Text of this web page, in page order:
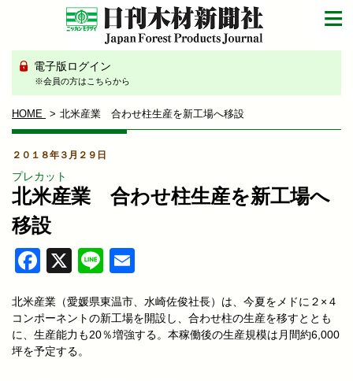
電子版ログイン
※会員の方はこちらから
HOME 北米産業 合わせ柱生産を新工場へ移設
２０１８年３月２９日
プレカット
北米産業 合わせ柱生産を新工場へ
移設
Facebook
X Line
北米産業（愛媛県東温市、水崎佐俊社長）は、今夏をメドに２×４
コンポーネントの新工場を開設し、合わせ柱の生産を移すととも
に、生産能力も20％増強する。本稼働後の生産規模は月間約6,000
坪を予定する。